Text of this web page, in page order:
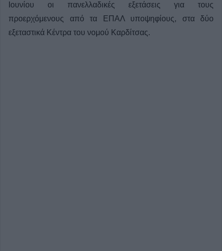
Ιουνίου οι πανελλαδικές εξετάσεις για τους
προερχόμενους από τα ΕΠΑΛ υποψηφίους, στα δύο
εξεταστικά Κέντρα του νομού Καρδίτσας.